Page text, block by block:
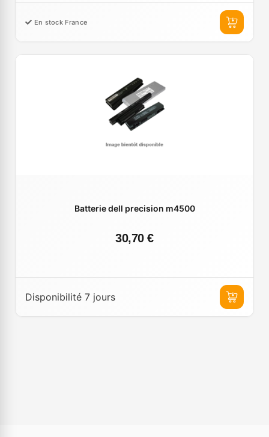
En stock France
Batterie dell precision m4500
30,70 €
Disponibilité 7 jours